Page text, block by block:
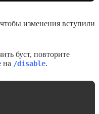
изменения вступили
буст, повторите
на /disable.